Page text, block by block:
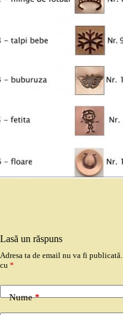
Lasă un răspuns
Adresa ta de email nu va fi publicată.
cu *
Nume*